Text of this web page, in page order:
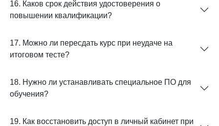
16. Каков срок действия удостоверения о
повышении квалификации?
17. Можно ли пересдать курс при неудаче на
итоговом тесте?
18. Нужно ли устанавливать специальное ПО для
обучения?
19. Как восстановить доступ в личный кабинет при